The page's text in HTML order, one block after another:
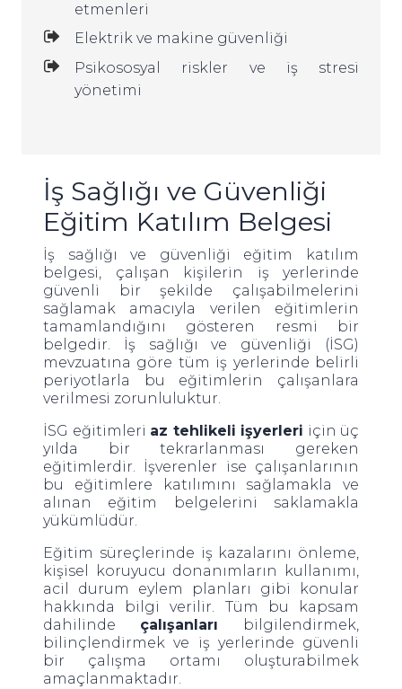
etmenleri
Elektrik ve makine güvenliği
Psikososyal riskler ve iş stresi
yönetimi
İş Sağlığı ve Güvenliği
Eğitim Katılım Belgesi
İş sağlığı ve güvenliği eğitim katılım
belgesi, çalışan kişilerin iş yerlerinde
güvenli bir şekilde çalışabilmelerini
sağlamak amacıyla verilen eğitimlerin
tamamlandığını gösteren resmi bir
belgedir. İş sağlığı ve güvenliği (İSG)
mevzuatına göre tüm iş yerlerinde belirli
periyotlarla bu eğitimlerin çalışanlara
verilmesi zorunluluktur.
İSG eğitimleri az tehlikeli işyerleri için üç
yılda bir tekrarlanması gereken
eğitimlerdir. İşverenler ise çalışanlarının
bu eğitimlere katılımını sağlamakla ve
alınan eğitim belgelerini saklamakla
yükümlüdür.
Eğitim süreçlerinde iş kazalarını önleme,
kişisel koruyucu donanımların kullanımı,
acil durum eylem planları gibi konular
hakkında bilgi verilir. Tüm bu kapsam
dahilinde çalışanları
bilgilendirmek,
bilinçlendirmek ve iş yerlerinde güvenli
bir çalışma ortamı oluşturabilmek
amaçlanmaktadır.